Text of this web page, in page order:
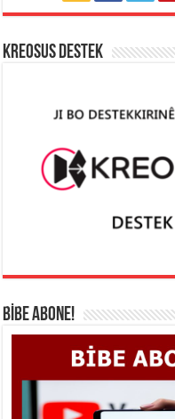
KREOSUS DESTEK
BİBE ABONE!